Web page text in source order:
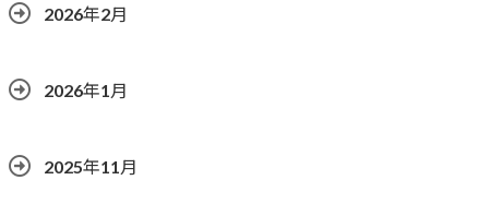
2026年2月
2026年1月
2025年11月